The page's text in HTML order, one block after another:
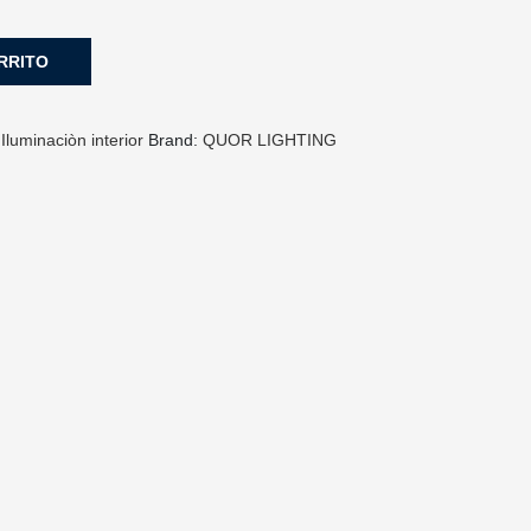
Iluminaciòn interior Brand:QUOR LIGHTING